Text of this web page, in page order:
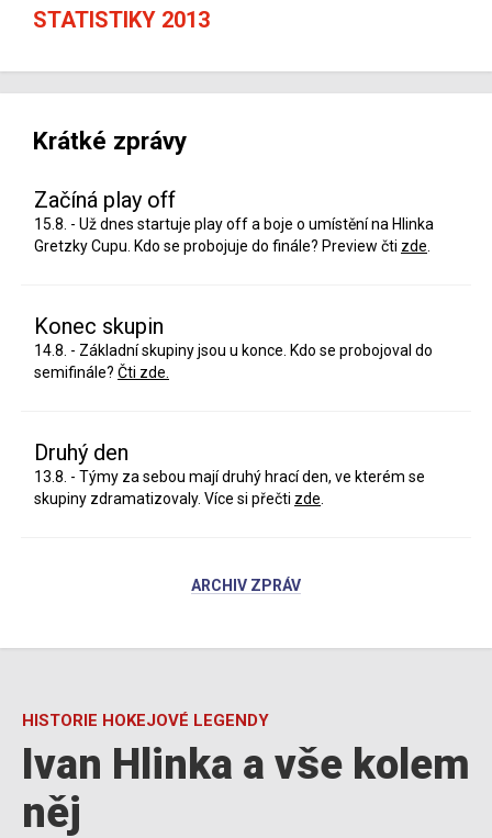
STATISTIKY 2013
Krátké zprávy
Začíná play off
15.8. - Už dnes startuje play off a boje o umístění na Hlinka
Gretzky Cupu. Kdo se probojuje do finále? Preview čti zde
Konec skupin
14.8. - Základní skupiny jsou u konce. Kdo se probojoval do
semifinále? Čti zde.
Druhý den
13.8. - Týmy za sebou mají druhý hrací den, ve kterém se
skupiny zdramatizovaly. Více si přečti zde
ARCHIV ZPRÁV
HISTORIE HOKEJOVÉ LEGENDY
Ivan Hlinka a vše kolem
něj